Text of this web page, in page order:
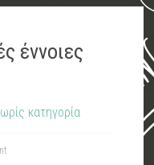
έννοιες
κατηγορία